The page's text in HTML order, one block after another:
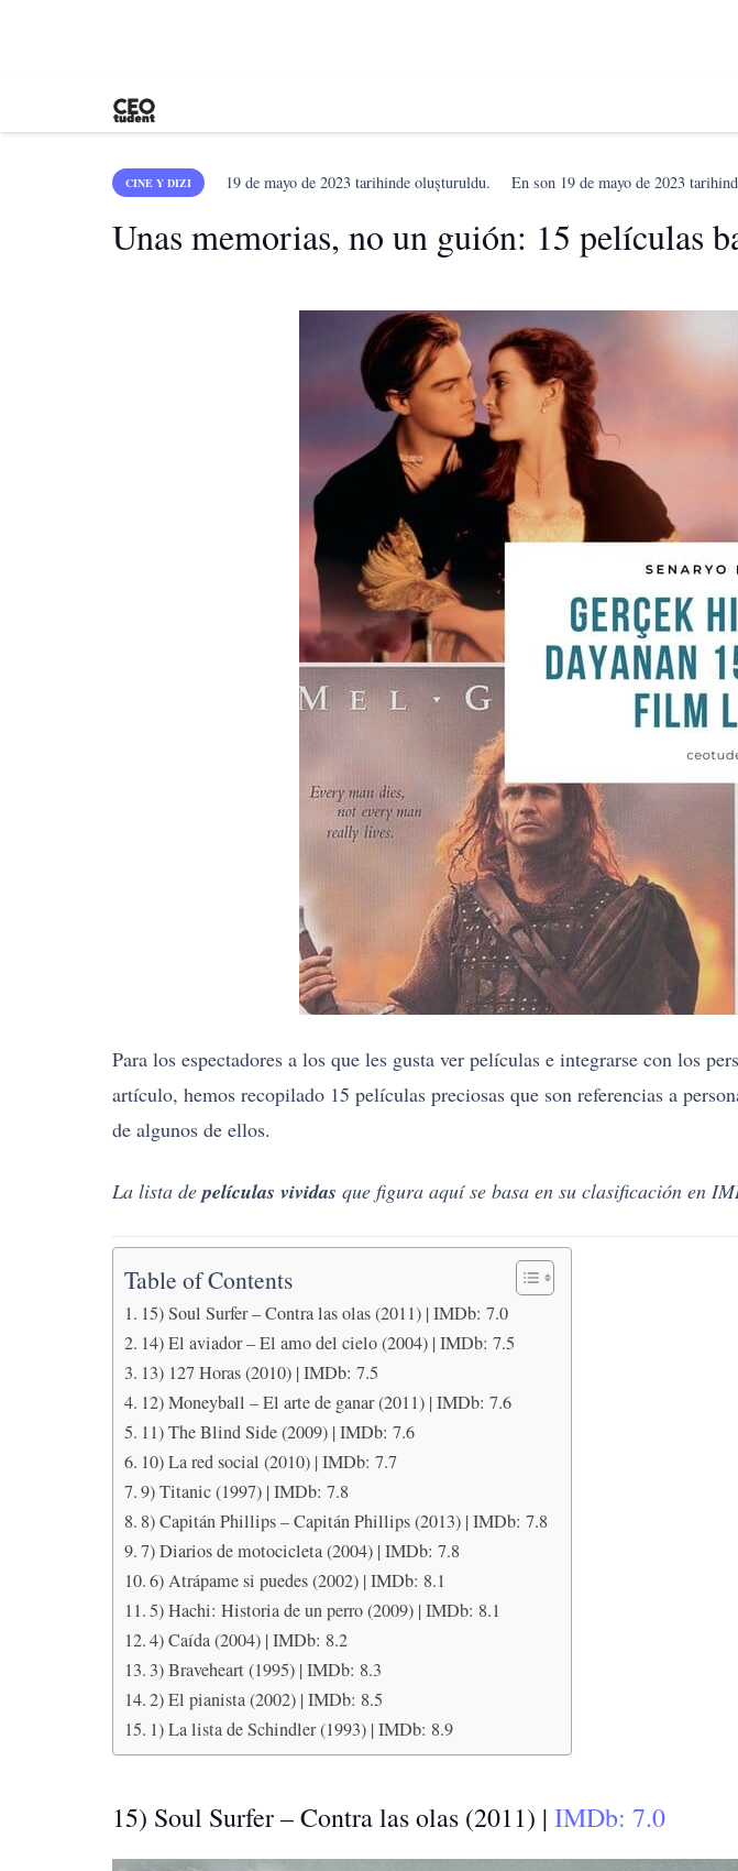
CINE Y DIZI 19 de mayo de 2023 tarihinde oluşturuldu. En son 19 de mayo de 2023
Unas memorias, no un guión: 15 películas
Para los espectadores a los que les gusta ver películas e integrarse con los
artículo, hemos recopilado 15 películas preciosas que son referencias a
de algunos de ellos.
La lista depelículas vividas que figura aquí se basa en su clasificación en
Table of Contents
15) Soul Surfer – Contra las olas (2011) | IMDb: 7.0
14) El aviador – El amo del cielo (2004) | IMDb: 7.5
13) 127 Horas (2010) | IMDb: 7.5
12) Moneyball – El arte de ganar (2011) | IMDb: 7.6
11) The Blind Side (2009) | IMDb: 7.6
10) La red social (2010) | IMDb: 7.7
9) Titanic (1997) | IMDb: 7.8
8) Capitán Phillips – Capitán Phillips (2013) | IMDb: 7.8
7) Diarios de motocicleta (2004) | IMDb: 7.8
6) Atrápame si puedes (2002) | IMDb: 8.1
5) Hachi: Historia de un perro (2009) | IMDb: 8.1
4) Caída (2004) | IMDb: 8.2
3) Braveheart (1995) | IMDb: 8.3
2) El pianista (2002) | IMDb: 8.5
1) La lista de Schindler (1993) | IMDb: 8.9
15) Soul Surfer – Contra las olas (2011) | IMDb: 7.0